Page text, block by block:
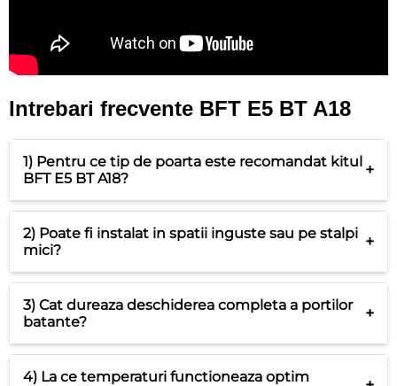
Intrebari frecvente BFT E5 BT A18
1) Pentru ce tip de poarta este recomandat kitul
BFT E5 BT A18?
+
2) Poate fi instalat in spatii inguste sau pe stalpi
mici?
+
3) Cat dureaza deschiderea completa a portilor
batante?
+
4) La ce temperaturi functioneaza optim